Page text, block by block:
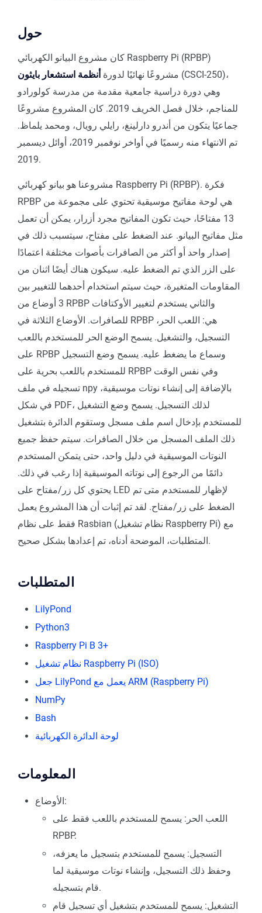
حول
كان مشروع البيانو الكهربائي Raspberry Pi (RPBP)
مشروعًا نهائيًا لدورة أنظمة استشعار بايثون
(CSCI-250)،
وهي دورة دراسية جامعية مقدمة من مدرسة كولورادو
للمناجم، خلال فصل الخريف 2019. كان المشروع مشروعًا
جماعيًا يتكون من أندرو دارلينغ، رايلي رويال، ومحمد يلماظ.
تم الانتهاء منه رسميًا في أواخر نوفمبر 2019، أوائل ديسمبر
2019.
مشروعنا هو بيانو كهربائي Raspberry Pi (RPBP). فكرة
RPBP هي لوحة مفاتيح موسيقية تحتوي على مجموعة من
13 مفتاحًا، حيث تكون المفاتيح مجرد أزرار، يمكن أن تعمل
مثل مفاتيح البيانو. عند الضغط على مفتاح، سيتسبب ذلك في
إصدار واحد أو أكثر من الصافرات بأصوات مختلفة اعتمادًا
على الزر الذي تم الضغط عليه. سيكون هناك أيضًا اثنان من
المقاومات المتغيرة، حيث سيتم استخدام أحدهما للتغيير بين
3 أوضاع من RPBP والثاني يستخدم لتغيير الأوكتافات
للصافرات. الأوضاع الثلاثة في RPBP هي: اللعب الحر،
التسجيل، والتشغيل. يسمح الوضع الحر للمستخدم باللعب
على RPBP وسماع ما يضغط عليه. يسمح وضع التسجيل
للمستخدم باللعب بحرية على RPBP وفي نفس الوقت
تسجيله في ملف npy بالإضافة إلى إنشاء نوتات موسيقية،
في شكل PDF، لذلك التسجيل. يسمح وضع التشغيل
للمستخدم بإدخال اسم ملف مسجل وستقوم الدائرة بتشغيل
ذلك الملف المسجل من خلال الصافرات. سيتم حفظ جميع
النوتات الموسيقية في دليل واحد، حتى يتمكن المستخدم
دائمًا من الرجوع إلى نوتاته الموسيقية إذا رغب في ذلك.
يحتوي كل زر/مفتاح على LED لإظهار للمستخدم متى تم
الضغط على زر/مفتاح. لقد تم إثبات أن هذا المشروع يعمل
فقط على نظام Rasbian (نظام تشغيل Raspberry Pi) مع
المتطلبات، الموضحة أدناه، تم إعدادها بشكل صحيح.
المتطلبات
LilyPond
Python3
Raspberry Pi B 3+
نظام تشغيل Raspberry Pi (ISO)
جعل LilyPond يعمل مع ARM (Raspberry Pi)
NumPy
Bash
لوحة الدائرة الكهربائية
المعلومات
الأوضاع:
اللعب الحر: يسمح للمستخدم باللعب فقط على
RPBP.
التسجيل: يسمح للمستخدم بتسجيل ما يعزفه،
وحفظ ذلك التسجيل، وإنشاء نوتات موسيقية لما
قام بتسجيله.
التشغيل: يسمح للمستخدم بتشغيل أي تسجيل قام